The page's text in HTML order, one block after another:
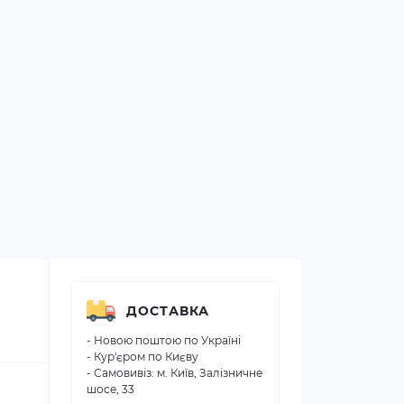
ДОСТАВКА
- Новою поштою по Україні
- Кур'єром по Києву
- Самовивіз: м. Київ, Залізничне
шосе, 33